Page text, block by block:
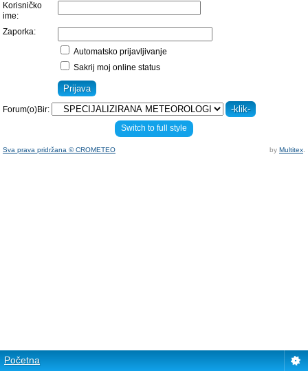
Korisničko
ime:
Zaporka:
Automatsko prijavljivanje
Sakrij moj online status
Forum(o)Bir:
Switch to full style
Sva prava pridržana © CROMETEO by Multitex
Početna